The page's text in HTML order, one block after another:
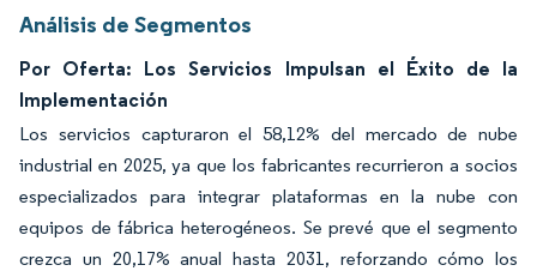
Análisis de Segmentos
Por Oferta: Los Servicios Impulsan el Éxito de la
Implementación
Los servicios capturaron el 58,12% del mercado de nube
industrial en 2025, ya que los fabricantes recurrieron a socios
especializados para integrar plataformas en la nube con
equipos de fábrica heterogéneos. Se prevé que el segmento
crezca un 20,17% anual hasta 2031, reforzando cómo los